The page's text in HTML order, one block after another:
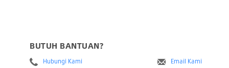
BUTUH BANTUAN?
Hubungi Kami Email Kami